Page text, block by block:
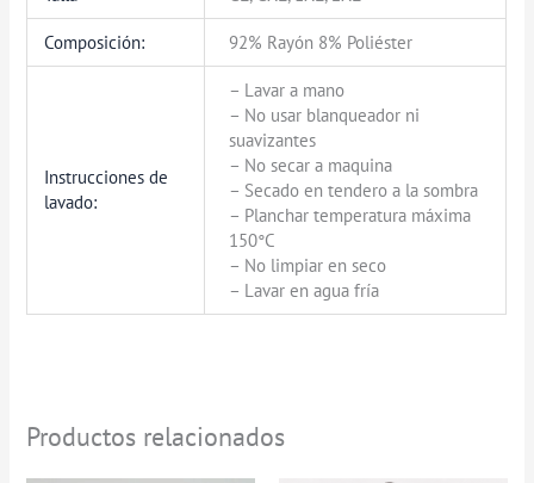
Composición: 92% Rayón 8% Poliéster
Instrucciones de
lavado:
– Lavar a mano
– No usar blanqueador ni
suavizantes
– No secar a maquina
– Secado en tendero a la sombra
– Planchar temperatura máxima
150°C
– No limpiar en seco
– Lavar en agua fría
Productos relacionados